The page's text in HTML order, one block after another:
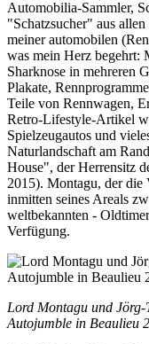
Automobilia-Sammler,
"Schatzsucher" aus
meiner automobilen
was mein Herz begehrt:
Sharknose in mehreren
Plakate,
Teile von Rennwagen,
Retro-Lifestyle-Artikel
Spielzeugautos und
Naturlandschaft am
House", der Herrensitz
2015). Montagu, der die
inmitten seines Areals
weltbekannten -
Verfügung.
Lord Montagu und
Autojumble in Beaulieu